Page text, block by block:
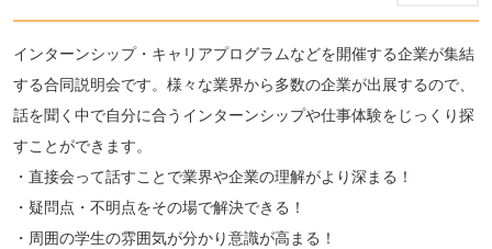
インターンシップ・キャリアプログラムなどを開催する企業が集結
する合同説明会です。様々な業界から多数の企業が出展するので、
話を聞く中で自分に合うインターンシップや仕事体験をじっくり探
すことができます。
・直接会って話すことで業界や企業の理解がより深まる！
・疑問点・不明点をその場で解決できる！
・周囲の学生の雰囲気が分かり意識が高まる！